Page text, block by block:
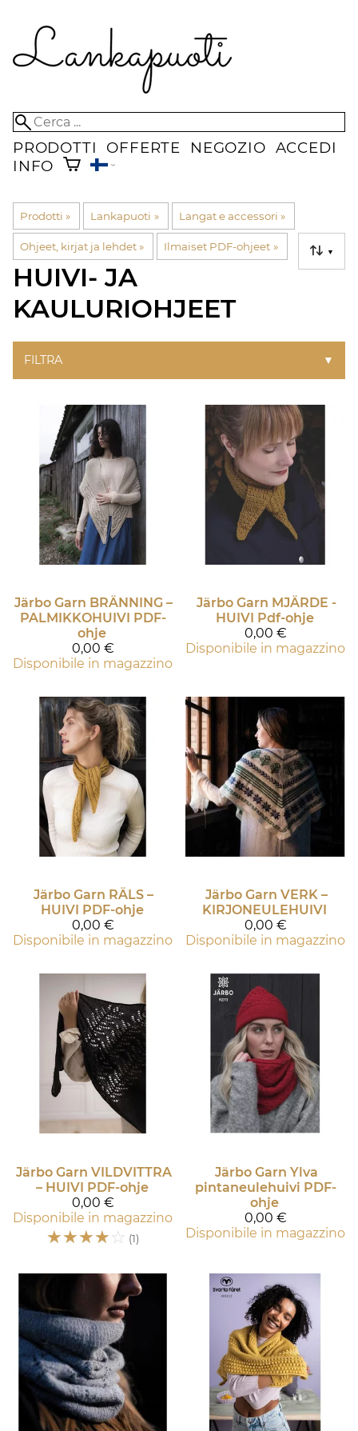
PRODOTTI OFFERTE NEGOZIO ACCEDI
INFO
Prodotti ‪» Lankapuoti ‪» Langat e accessori ‪»
Ohjeet, kirjat ja lehdet‪» Ilmaiset PDF-ohjeet ‪» ▼
HUIVI- JA
KAULURIOHJEET
FILTRA ▼
Järbo Garn BRÄNNING –
PALMIKKOHUIVI PDF-
ohje
0,00 €
Disponibile in magazzino
Järbo Garn MJÄRDE -
HUIVI Pdf-ohje
0,00 €
Disponibile in magazzino
Järbo Garn RÄLS –
HUIVI PDF-ohje
0,00 €
Disponibile in magazzino
Järbo Garn VERK –
KIRJONEULEHUIVI
0,00 €
Disponibile in magazzino
Järbo Garn VILDVITTRA
– HUIVI PDF-ohje
0,00 €
Disponibile in magazzino
☆☆☆☆☆ (1)
Järbo Garn Ylva
pintaneulehuivi PDF-
ohje
0,00 €
Disponibile in magazzino